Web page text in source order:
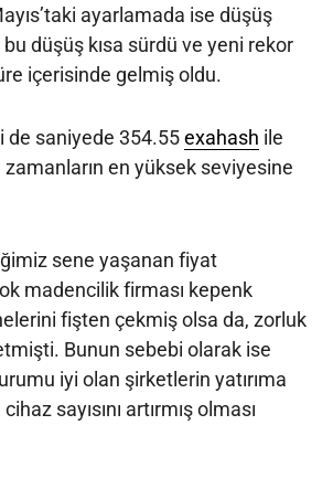
ayarlamada ise düşüş
bu düşüş kısa sürdü ve yeni rekor
içerisinde gelmiş oldu.
de saniyede 354.55exahash ile
zamanların en yüksek seviyesine
sene yaşanan fiyat
madencilik firması kepenk
fişten çekmiş olsa da, zorluk
Bunun sebebi olarak ise
iyi olan şirketlerin yatırıma
sayısını artırmış olması